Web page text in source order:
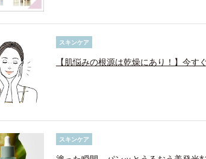
スキンケア
【肌悩みの根源は乾燥にあり！】今す
スキンケア